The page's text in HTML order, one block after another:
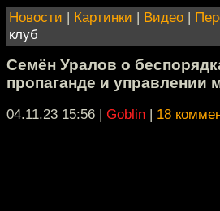
Новости | Картинки | Видео |
клуб
Семён Уралов о
пропаганде и управлении
04.11.23 15:56 | Goblin | 18